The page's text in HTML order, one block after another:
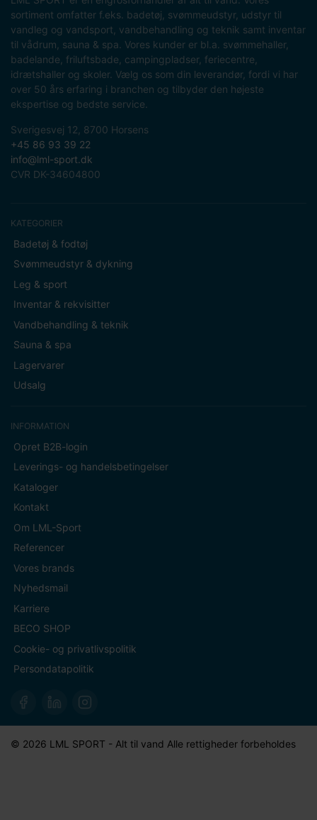
sortiment omfatter f.eks. badetøj, svømmeudstyr, udstyr til
vandleg og vandsport, vandbehandling og teknik samt inventar
til vådrum, sauna & spa. Vores kunder er bl.a. svømmehaller,
badelande, friluftsbade, campingpladser, feriecentre,
idrætshaller og skoler. Vælg os som din leverandør, fordi vi har
over 50 års erfaring i branchen og tilbyder den højeste
ekspertise og bedste service.
Sverigesvej 12, 8700 Horsens
+45 86 93 39 22
info@lml-sport.dk
CVR DK-34604800
KATEGORIER
Badetøj & fodtøj
Svømmeudstyr & dykning
Leg & sport
Inventar & rekvisitter
Vandbehandling & teknik
Sauna & spa
Lagervarer
Udsalg
INFORMATION
Opret B2B-login
Leverings- og handelsbetingelser
Kataloger
Kontakt
Om LML-Sport
Referencer
Vores brands
Nyhedsmail
Karriere
BECO SHOP
Cookie- og privatlivspolitik
Persondatapolitik
© 2026 LML SPORT - Alt til vand Alle rettigheder forbeholdes